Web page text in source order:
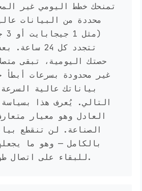
تمنحك خطط اليومي غير
محددة من البيانات
تتجدد كل 24
حصتك اليومية، تبقى
غير محدودة بسرعات أبطأ
بياناتك عالية
التالي. يُعرف هذا بسياسة
العادل وهو معيار
الصناعة. لن تنقطع
بالكامل — وهو ما
للبقاء على اتصال طوال رحلتك.